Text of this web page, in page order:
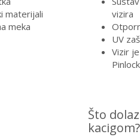
materijali
meka
vizira
UV
Vizir
Što
kacigom?